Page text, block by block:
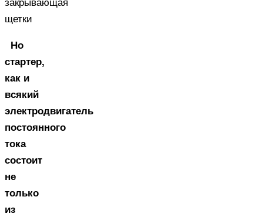
закрывающая
щетки
Но
стартер,
как и
всякий
электродвигатель
постоянного
тока
состоит
не
только
из